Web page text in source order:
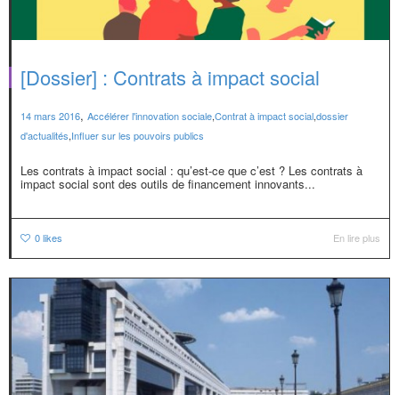
[Dossier] : Contrats à impact social
14 mars 2016, Accélérer l'innovation sociale,Contrat à impact social,dossier
d'actualités,Influer sur les pouvoirs publics
Les contrats à impact social : qu’est-ce que c’est ? Les contrats à
impact social sont des outils de financement innovants...
0likes En lire plus